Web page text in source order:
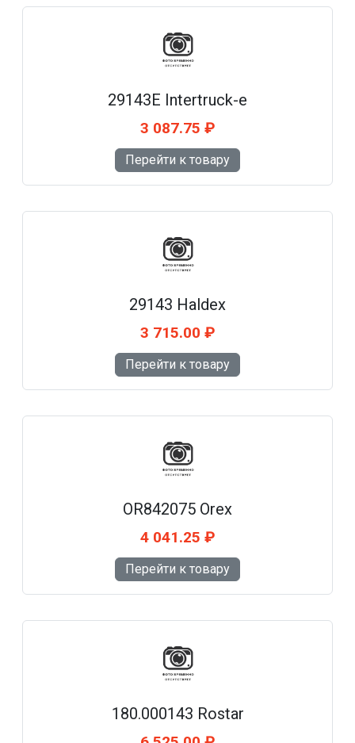
29143E Intertruck-e
3 087.75 ₽
Перейти к товару
29143 Haldex
3 715.00 ₽
Перейти к товару
OR842075 Orex
4 041.25 ₽
Перейти к товару
180.000143 Rostar